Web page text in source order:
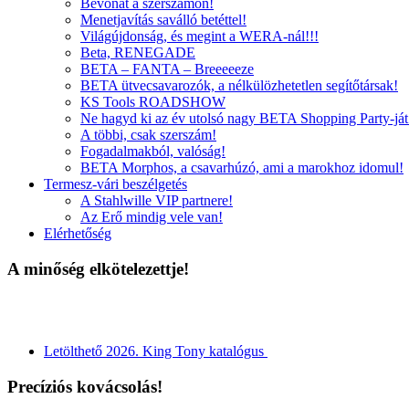
Bevonat a szerszámon!
Menetjavítás saválló betéttel!
Világújdonság, és megint a WERA-nál!!!
Beta, RENEGADE
BETA – FANTA – Breeeeeze
BETA ütvecsavarozók, a nélkülözhetetlen segítőtársak!
KS Tools ROADSHOW
Ne hagyd ki az év utolsó nagy BETA Shopping Party-
A többi, csak szerszám!
Fogadalmakból, valóság!
BETA Morphos, a csavarhúzó, ami a marokhoz idomul!
Termesz-vári beszélgetés
A Stahlwille VIP partnere!
Az Erő mindig vele van!
Elérhetőség
A minőség elkötelezettje!
Letölthető 2026. King Tony katalógus
Precíziós kovácsolás!